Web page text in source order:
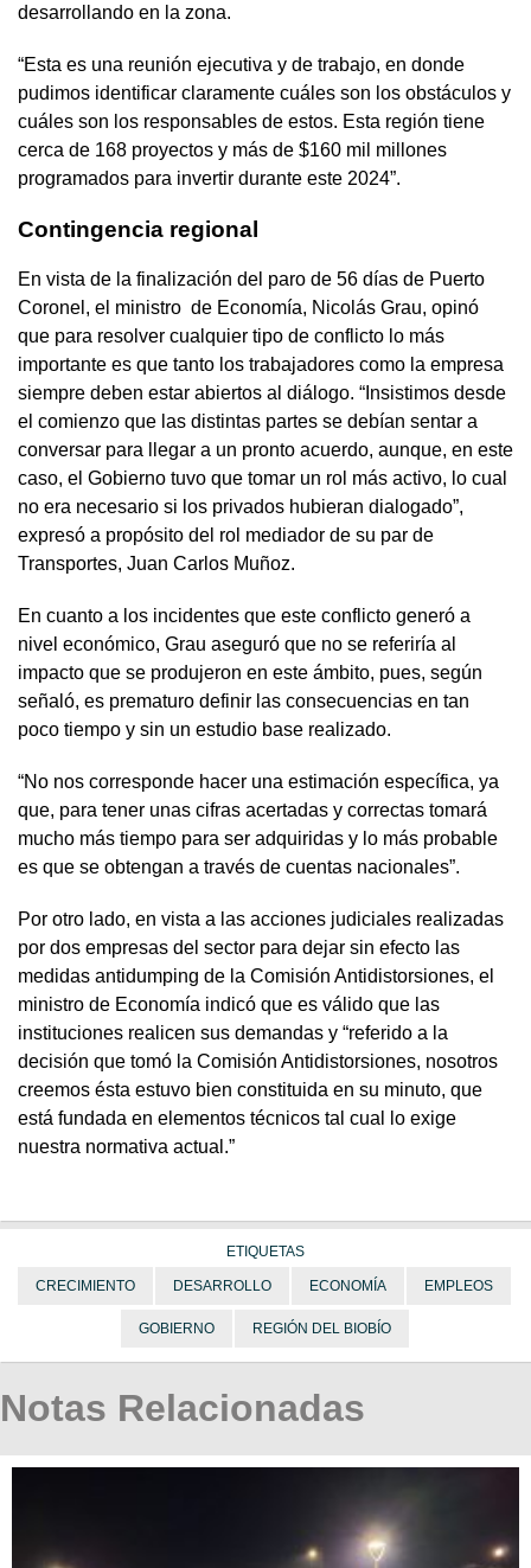
desarrollando en la zona.
“Esta es una reunión ejecutiva y de trabajo, en donde
pudimos identificar claramente cuáles son los obstáculos y
cuáles son los responsables de estos. Esta región tiene
cerca de 168 proyectos y más de $160 mil millones
programados para invertir durante este 2024”.
Contingencia regional
En vista de la finalización del paro de 56 días de Puerto
Coronel, el ministro de Economía, Nicolás Grau, opinó
que para resolver cualquier tipo de conflicto lo más
importante es que tanto los trabajadores como la empresa
siempre deben estar abiertos al diálogo. “Insistimos desde
el comienzo que las distintas partes se debían sentar a
conversar para llegar a un pronto acuerdo, aunque, en este
caso, el Gobierno tuvo que tomar un rol más activo, lo cual
no era necesario si los privados hubieran dialogado”,
expresó a propósito del rol mediador de su par de
Transportes, Juan Carlos Muñoz.
En cuanto a los incidentes que este conflicto generó a
nivel económico, Grau aseguró que no se referiría al
impacto que se produjeron en este ámbito, pues, según
señaló, es prematuro definir las consecuencias en tan
poco tiempo y sin un estudio base realizado.
“No nos corresponde hacer una estimación específica, ya
que, para tener unas cifras acertadas y correctas tomará
mucho más tiempo para ser adquiridas y lo más probable
es que se obtengan a través de cuentas nacionales”.
Por otro lado, en vista a las acciones judiciales realizadas
por dos empresas del sector para dejar sin efecto las
medidas antidumping de la Comisión Antidistorsiones, el
ministro de Economía indicó que es válido que las
instituciones realicen sus demandas y “referido a la
decisión que tomó la Comisión Antidistorsiones, nosotros
creemos ésta estuvo bien constituida en su minuto, que
está fundada en elementos técnicos tal cual lo exige
nuestra normativa actual.”
ETIQUETAS
CRECIMIENTO DESARROLLO ECONOMÍA EMPLEOS
GOBIERNO REGIÓN DEL BIOBÍO
Notas Relacionadas